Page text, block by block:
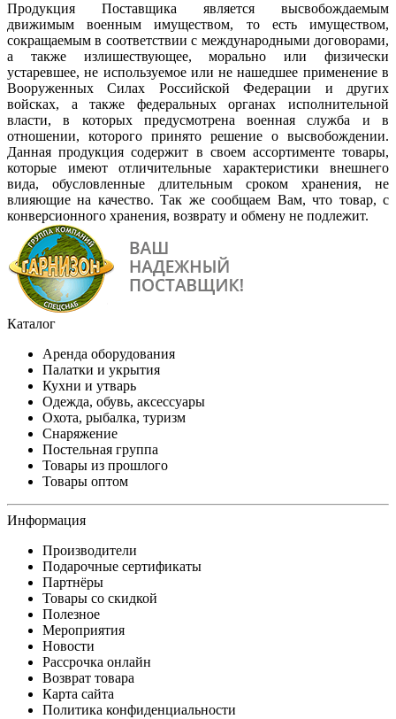
Продукция Поставщика является высвобождаемым
движимым военным имуществом, то есть имуществом,
сокращаемым в соответствии с международными договорами,
а также излишествующее, морально или физически
устаревшее, не используемое или не нашедшее применение в
Вооруженных Силах Российской Федерации и других
войсках, а также федеральных органах исполнительной
власти, в которых предусмотрена военная служба и в
отношении, которого принято решение о высвобождении.
Данная продукция содержит в своем ассортименте товары,
которые имеют отличительные характеристики внешнего
вида, обусловленные длительным сроком хранения, не
влияющие на качество. Так же сообщаем Вам, что товар, с
конверсионного хранения, возврату и обмену не подлежит.
Каталог
Аренда оборудования
Палатки и укрытия
Кухни и утварь
Одежда, обувь, аксессуары
Охота, рыбалка, туризм
Снаряжение
Постельная группа
Товары из прошлого
Товары оптом
Информация
Производители
Подарочные сертификаты
Партнёры
Товары со скидкой
Полезное
Мероприятия
Новости
Рассрочка онлайн
Возврат товара
Карта сайта
Политика конфиденциальности